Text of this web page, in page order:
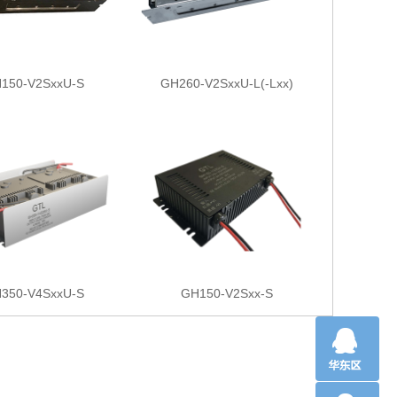
V2SxxU-S GH260-V2SxxU-L(-Lxx)
V4SxxU-S GH150-V2Sxx-S